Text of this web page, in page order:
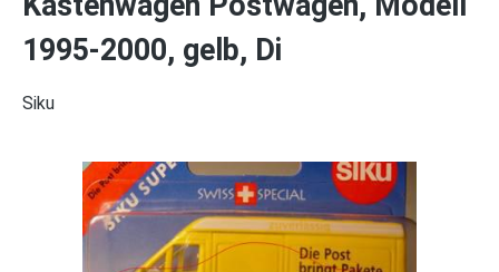
1995-2000, gelb, Di
Siku
Bildergalerie überspringen